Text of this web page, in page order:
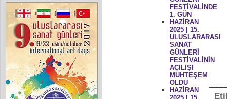
FESTİVALİNDE
1. GÜN
HAZİRAN
2025 | 15.
ULUSLARARASI
SANAT
GÜNLERİ
FESTİVALİNİN
AÇILIŞI
MUHTEŞEM
OLDU
HAZİRAN